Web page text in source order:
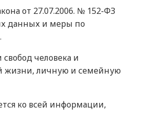
от 27.07.2006. № 152-ФЗ
данных и меры по
человека и
жизни, личную и семейную
ко всей информации,